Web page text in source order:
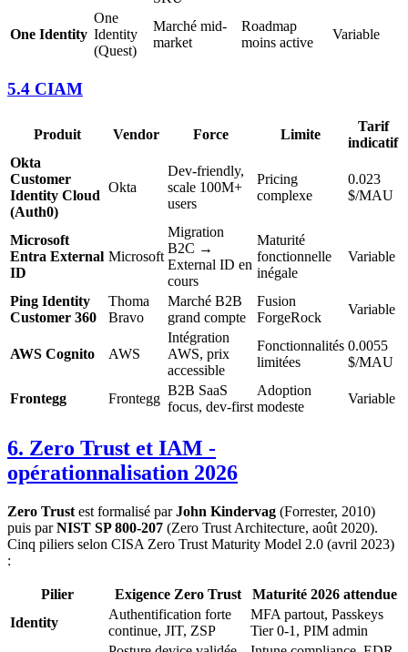
One Identity
One
Identity
(Quest)
Marché mid-
market
Roadmap
moins active
Variable
5.4 CIAM
Produit Vendor Force Limite
Tarif
indicatif
Okta
Customer
Identity Cloud
(Auth0)
Okta
Dev-friendly,
scale 100M+
users
Pricing
complexe
0.023
$/MAU
Microsoft
Entra External
ID
Microsoft
Migration
B2C →
External ID en
cours
Maturité
fonctionnelle
inégale
Variable
Ping Identity
Customer 360
Thoma
Bravo
Marché B2B
grand compte
Fusion
ForgeRock
Variable
AWS Cognito AWS
Intégration
AWS, prix
accessible
Fonctionnalités
limitées
0.0055
$/MAU
Frontegg Frontegg
B2B SaaS
focus, dev-first
Adoption
modeste
Variable
6. Zero Trust et IAM -
opérationnalisation 2026
Zero Trust est formalisé parJohn Kindervag (Forrester, 2010)
puis parNIST SP 800-207 (Zero Trust Architecture, août 2020).
Cinq piliers selon CISA Zero Trust Maturity Model 2.0 (avril 2023)
:
Pilier Exigence Zero Trust
Maturité 2026 attendue
Identity
Authentification forte
continue, JIT, ZSP
MFA partout, Passkeys
Tier 0-1, PIM admin